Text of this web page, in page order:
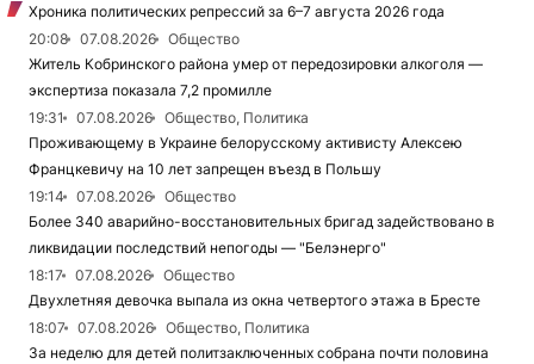
Хроника политических репрессий за 6–7 августа 2026 года
20:08
07.08.2026
Общество
Житель Кобринского района умер от передозировки алкоголя —
экспертиза показала 7,2 промилле
19:31
07.08.2026
Общество, Политика
Проживающему в Украине белорусскому активисту Алексею
Францкевичу на 10 лет запрещен въезд в Польшу
19:14
07.08.2026
Общество
Более 340 аварийно-восстановительных бригад задействовано в
ликвидации последствий непогоды — "Белэнерго"
18:17
07.08.2026
Общество
Двухлетняя девочка выпала из окна четвертого этажа в Бресте
18:07
07.08.2026
Общество, Политика
За неделю для детей политзаключенных собрана почти половина